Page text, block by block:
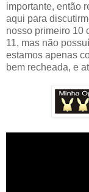
importante, então
aqui para
nosso primeiro 10
11, mas não
estamos apenas
bem recheada, e